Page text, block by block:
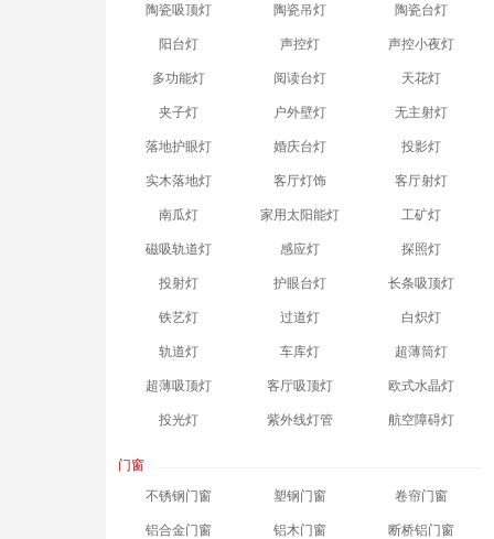
陶瓷吸顶灯 陶瓷吊灯 陶瓷台灯
阳台灯 声控灯 声控小夜灯
多功能灯 阅读台灯 天花灯
夹子灯 户外壁灯 无主射灯
落地护眼灯 婚庆台灯 投影灯
实木落地灯 客厅灯饰 客厅射灯
南瓜灯 家用太阳能灯 工矿灯
磁吸轨道灯 感应灯 探照灯
投射灯 护眼台灯 长条吸顶灯
铁艺灯 过道灯 白炽灯
轨道灯 车库灯 超薄筒灯
超薄吸顶灯 客厅吸顶灯 欧式水晶灯
投光灯 紫外线灯管 航空障碍灯
门窗
不锈钢门窗 塑钢门窗 卷帘门窗
铝合金门窗 铝木门窗 断桥铝门窗